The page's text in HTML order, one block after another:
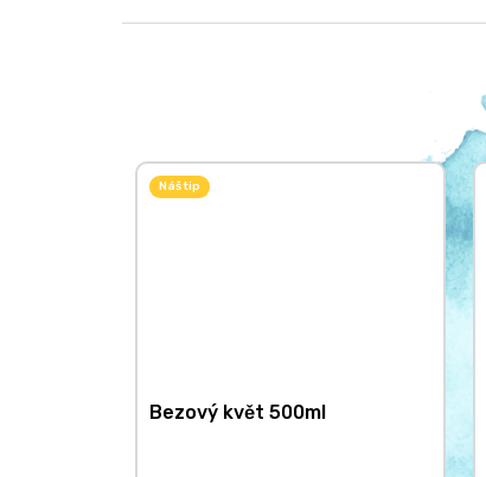
Náš tip
Bezový květ 500ml